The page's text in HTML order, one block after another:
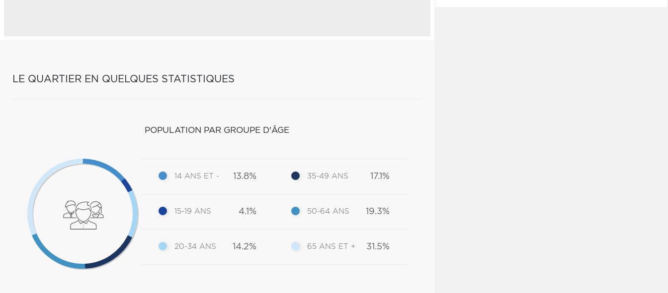
LE QUARTIER EN QUELQUES STATISTIQUES
POPULATION PAR GROUPE D'ÂGE
14 ANS ET - 13.8%
15-19 ANS 4.1%
20-34 ANS 14.2%
35-49 ANS 17.1%
50-64 ANS 19.3%
65 ANS ET + 31.5%